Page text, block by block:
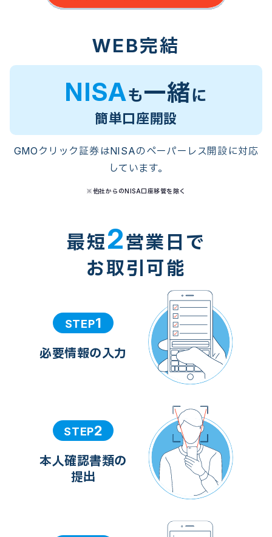
WEB完結
NISAも一緒に
簡単口座開設
GMOクリック証券はNISAのペーパーレス開設に対応
しています。
※他社からのNISA口座移管を除く
最短2営業日で
お取引可能
STEP1
必要情報の入力
STEP2
本人確認書類の
提出